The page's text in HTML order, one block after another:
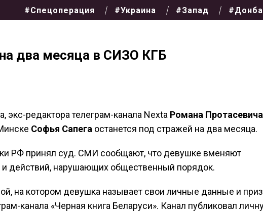
#Спецоперация #Украина #Запад
два месяца в СИЗО КГБ
экс-редактора телеграм-канала Nexta Романа Протасевича
Софья Сапега останется под стражей на два месяца.
РФ принял суд. СМИ сообщают, что девушке вменяют
действий, нарушающих общественный порядок.
на котором девушка называет свои личные данные и
канала «Черная книга Беларуси». Канал публиковал